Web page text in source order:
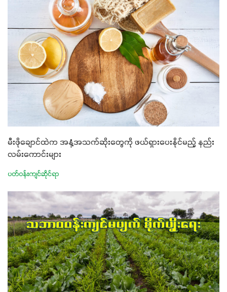
မီးဖိုချောင်ထဲက အနံ့အသက်ဆိုးတွေကို ဖယ်ရှားပေးနိုင်မည့် နည်း
လမ်းကောင်းများ
ပတ်ဝန်းကျင်ဆိုင်ရာ